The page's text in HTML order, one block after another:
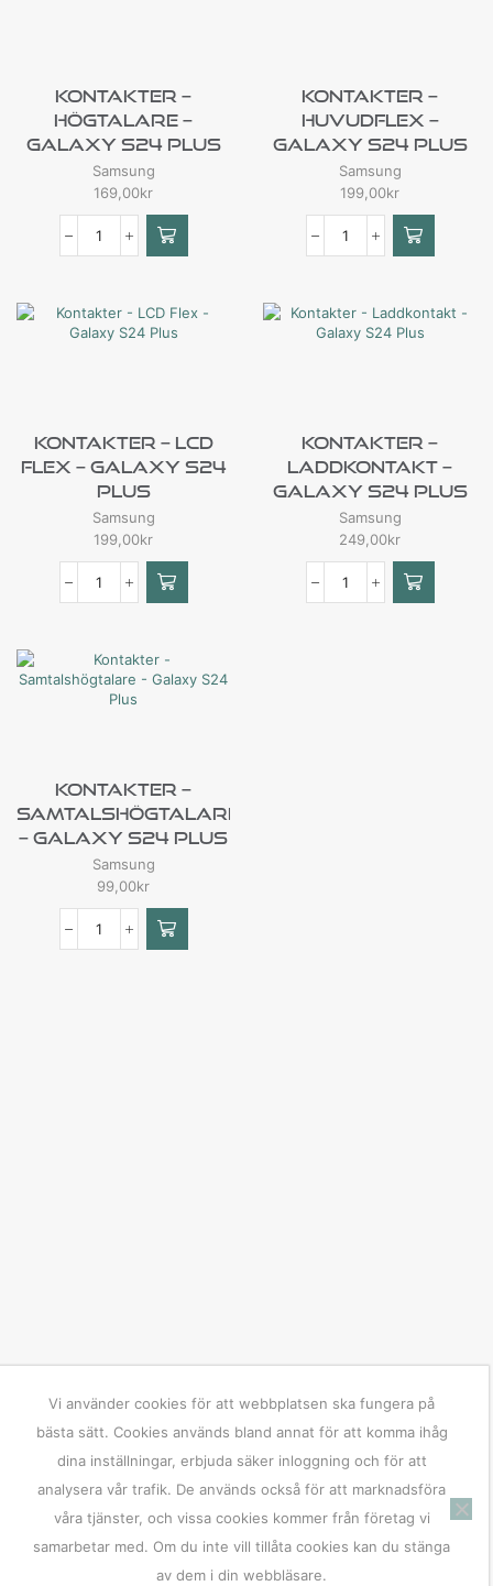
Kontakter –
Högtalare –
Galaxy S24 Plus
Samsung
169,00kr
Kontakter –
Huvudflex –
Galaxy S24 Plus
Samsung
199,00kr
Kontakter – LCD
Flex – Galaxy S24
Plus
Samsung
199,00kr
Kontakter –
Laddkontakt –
Galaxy S24 Plus
Samsung
249,00kr
Kontakter –
Samtalshögtalare
– Galaxy S24 Plus
Samsung
99,00kr
Vi använder cookies för att webbplatsen ska fungera på
bästa sätt. Cookies används bland annat för att komma ihåg
dina inställningar, erbjuda säker inloggning och för att
analysera vår trafik. De används också för att marknadsföra
våra tjänster, och vissa cookies kommer från företag vi
samarbetar med. Om du inte vill tillåta cookies kan du stänga
av dem i din webbläsare.